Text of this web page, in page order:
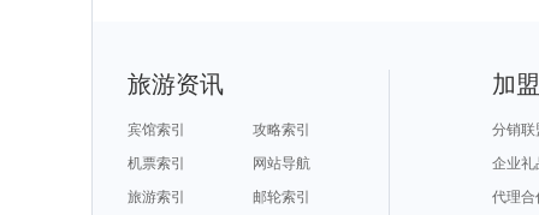
旅游资讯
宾馆索引
攻略索引
机票索引
网站导航
旅游索引
邮轮索引
加
分销联
企业礼
代理合